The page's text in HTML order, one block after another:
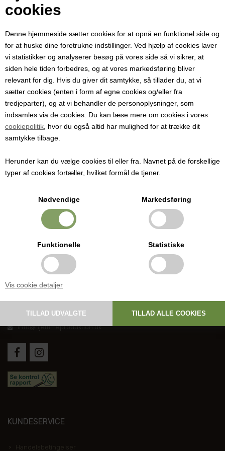
cookies
Denne hjemmeside sætter cookies for at opnå en funktionel side og
for at huske dine foretrukne indstillinger. Ved hjælp af cookies laver
vi statistikker og analyserer besøg på vores side så vi sikrer, at
siden hele tiden forbedres, og at vores markedsføring bliver
relevant for dig. Hvis du giver dit samtykke, så tillader du, at vi
sætter cookies (enten i form af egne cookies og/eller fra
tredjeparter), og at vi behandler de personoplysninger, som
indsamles via de cookies. Du kan læse mere om cookies i vores
cookiepolitik , hvor du også altid har mulighed for at trække dit
samtykke tilbage.
Herunder kan du vælge cookies til eller fra. Navnet på de forskellige
typer af cookies fortæller, hvilket formål de tjener.
Nødvendige Markedsføring
Funktionelle Statistiske
Vis cookie detaljer
Modtager e-mail
Besked
DANSK HJEMMEPRODUKTION
+45 6267 1447
info@hjemmeproduktion.dk
KUNDESERVICE
Handelsbetingelser